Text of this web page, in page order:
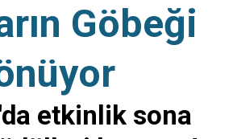
Göbeği
etkinlik sona